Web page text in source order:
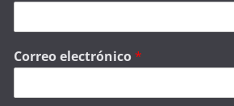
Correo electrónico*